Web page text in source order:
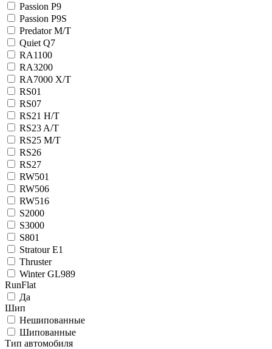
Passion P9
Passion P9S
Predator M/T
Quiet Q7
RA1100
RA3200
RA7000 X/T
RS01
RS07
RS21 H/T
RS23 A/T
RS25 M/T
RS26
RS27
RW501
RW506
RW516
S2000
S3000
S801
Stratour E1
Thruster
Winter GL989
RunFlat
Да
Шип
Нешипованные
Шипованные
Тип автомобиля